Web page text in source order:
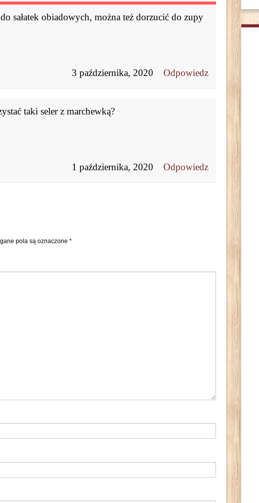
sałatek obiadowych, można też dorzucić do zupy
Odpowiedz
3 października, 2020
taki seler z marchewką?
Odpowiedz
1 października, 2020
pola są oznaczone *